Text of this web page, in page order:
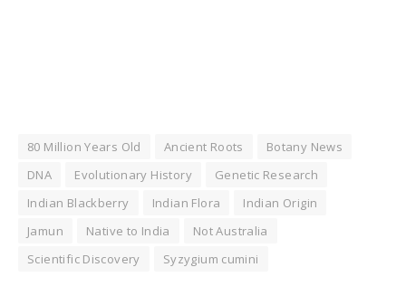
80 Million Years Old Ancient Roots
Botany News
DNA
Evolutionary History
Genetic Research
Indian Blackberry
Indian Flora
Indian Origin
Jamun
Native to India
Not Australia
Scientific Discovery
Syzygium cumini